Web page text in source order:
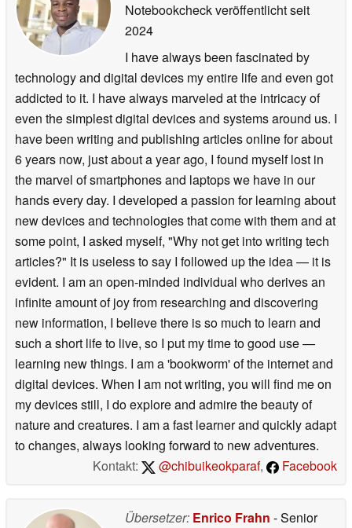
Notebookcheck veröffentlichtseit
2024
I have always been fascinated by
technology and digital devices my entire life and even got
addicted to it. I have always marveled at the intricacy of
even the simplest digital devices and systems around us. I
have been writing and publishing articles online for about
6 years now, just about a year ago, I found myself lost in
the marvel of smartphones and laptops we have in our
hands every day. I developed a passion for learning about
new devices and technologies that come with them and at
some point, I asked myself, "Why not get into writing tech
articles?" It is useless to say I followed up the idea — it is
evident. I am an open-minded individual who derives an
infinite amount of joy from researching and discovering
new information, I believe there is so much to learn and
such a short life to live, so I put my time to good use —
learning new things. I am a 'bookworm' of the internet and
digital devices. When I am not writing, you will find me on
my devices still, I do explore and admire the beauty of
nature and creatures. I am a fast learner and quickly adapt
to changes, always looking forward to new adventures.
Kontakt:
@chibuikeokparaf, Facebook
Übersetzer: Enrico Frahn - Senior